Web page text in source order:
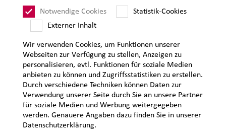
Datenschutz
Notwendige Cookies
Statistik-Cookies
Externer Inhalt
Wir verwenden Cookies, um Funktionen unserer
Webseiten zur Verfügung zu stellen, Anzeigen zu
personalisieren, evtl. Funktionen für soziale Medien
anbieten zu können und Zugriffsstatistiken zu erstellen.
Durch verschiedene Techniken können Daten zur
Verwendung unserer Seite durch Sie an unsere Partner
für soziale Medien und Werbung weitergegeben
werden. Genauere Angaben dazu finden Sie in unserer
Datenschutzerklärung.